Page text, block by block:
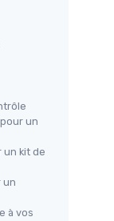
un
kit de
un
à vos